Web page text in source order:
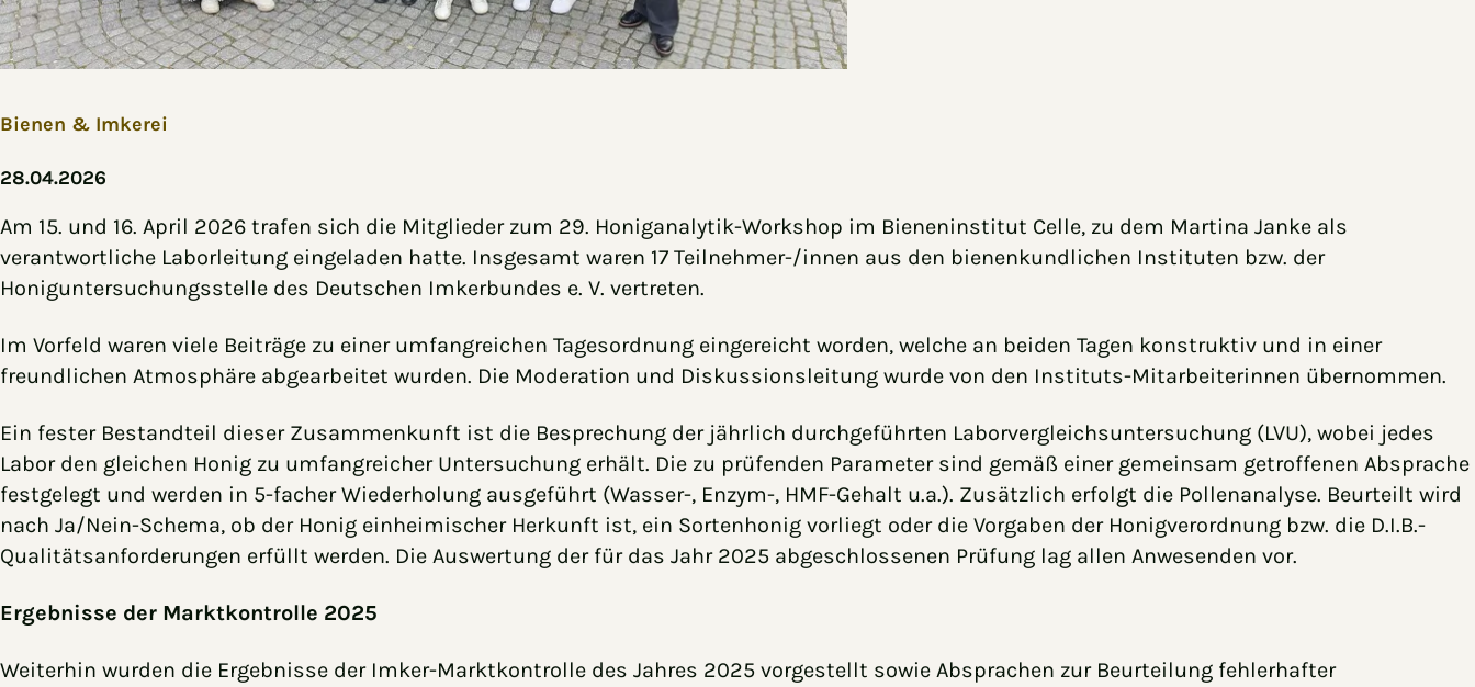
Bienen & Imkerei
28.04.2026
Am 15. und 16. April 2026 trafen sich die Mitglieder zum 29. Honiganalytik-Workshop im Bieneninstitut Celle, zu dem Martina Janke als
verantwortliche Laborleitung eingeladen hatte. Insgesamt waren 17 Teilnehmer-/innen aus den bienenkundlichen Instituten bzw. der
Honiguntersuchungsstelle des Deutschen Imkerbundes e. V. vertreten.
Im Vorfeld waren viele Beiträge zu einer umfangreichen Tagesordnung eingereicht worden, welche an beiden Tagen konstruktiv und in einer
freundlichen Atmosphäre abgearbeitet wurden. Die Moderation und Diskussionsleitung wurde von den Instituts-Mitarbeiterinnen übernommen.
Ein fester Bestandteil dieser Zusammenkunft ist die Besprechung der jährlich durchgeführten Laborvergleichsuntersuchung (LVU), wobei jedes
Labor den gleichen Honig zu umfangreicher Untersuchung erhält. Die zu prüfenden Parameter sind gemäß einer gemeinsam getroffenen Absprache
festgelegt und werden in 5-facher Wiederholung ausgeführt (Wasser-, Enzym-, HMF-Gehalt u.a.). Zusätzlich erfolgt die Pollenanalyse. Beurteilt wird
nach Ja/Nein-Schema, ob der Honig einheimischer Herkunft ist, ein Sortenhonig vorliegt oder die Vorgaben der Honigverordnung bzw. die D.I.B.-
Qualitätsanforderungen erfüllt werden. Die Auswertung der für das Jahr 2025 abgeschlossenen Prüfung lag allen Anwesenden vor.
Ergebnisse der Marktkontrolle 2025
Weiterhin wurden die Ergebnisse der Imker-Marktkontrolle des Jahres 2025 vorgestellt sowie Absprachen zur Beurteilung fehlerhafter